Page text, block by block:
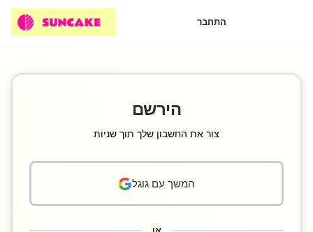
התחבר
הירשם
צור את החשבון שלך תוך שניות
המשך עם גוגל